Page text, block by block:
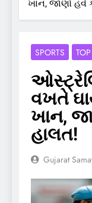
ખાન, જાણો હવે
SPORTS
વખતે
ખાન,
હાલત!
Gujarat